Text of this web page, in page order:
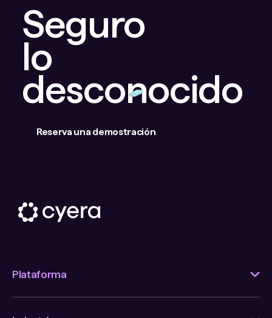
Seguro
lo
desconocido
Reserva una demostración
Plataforma